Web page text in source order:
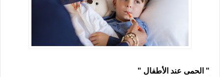
" الحمى عند الأطفال "